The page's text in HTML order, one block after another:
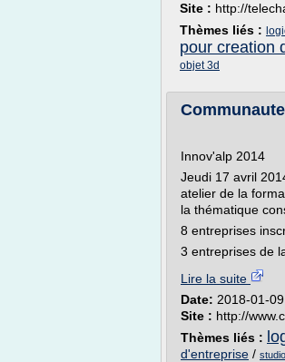
Site : http://
Thèmes liés :
pour creation
objet 3d
Innov'alp 2014
Jeudi 17 avril
atelier de la
la thématique
8 entreprises
3 entreprises de
Lire la suite
Date: 2018-01-
Site : http://
Thèmes liés :
d'entreprise /